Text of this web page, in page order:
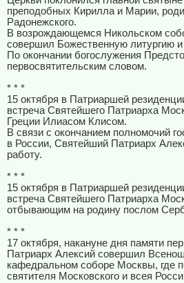
преподобных Кирилла и Марии,
Радонежского.
В возрождающемся Никольском
совершил Божественную литургию
По окончании богослужения
первосвятительским словом.
* * *
15 октября в Патриаршей
встреча Святейшего Патриарха
Греции Илиасом Клисом.
В связи с окончанием полномочий
в России, Святейший Патриарх
работу.
* * *
15 октября в Патриаршей
встреча Святейшего Патриарха
отбывающим на родину послом
* * *
17 октября, накануне дня памяти
Патриарх Алексий совершил
кафедральном соборе Москвы, где
святителя Московского и всея